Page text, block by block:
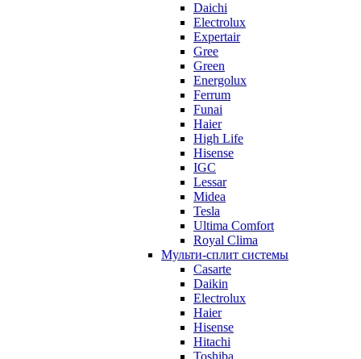
Daichi
Electrolux
Expertair
Gree
Green
Energolux
Ferrum
Funai
Haier
High Life
Hisense
IGC
Lessar
Midea
Tesla
Ultima Comfort
Royal Clima
Мульти-сплит системы
Casarte
Daikin
Electrolux
Haier
Hisense
Hitachi